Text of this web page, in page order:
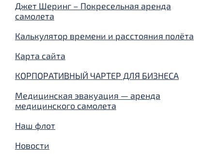
Джет Шеринг – Покресельная аренда
самолета
Калькулятор времени и расстояния полёта
Карта сайта
КОРПОРАТИВНЫЙ ЧАРТЕР ДЛЯ БИЗНЕСА
Медицинская эвакуация — аренда
медицинского самолета
Наш флот
Новости